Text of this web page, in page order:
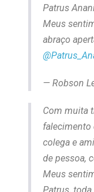
Patrus
Meus
abraço
— Robson
Com muita
falecimento
colega e
de pessoa,
Meus